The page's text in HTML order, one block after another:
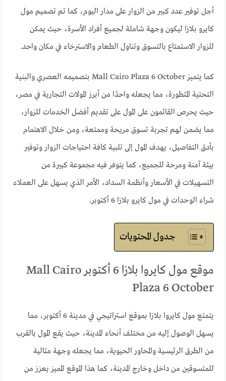
أجل توفير عدد كبير من الزوار على مدار اليوم، كما تم تصميم مول
كايرو بلازا ليكون وجهة شاملة لجميع أفراد الأسرة، حيث يمكن
للزوار الاستمتاع بالتسوق وتناول الطعام والاسترخاء في مكان واحد.
كما يتميز Mall Cairo Plaza 6 October بتصميمه العصري والبنية
التحتية المتطورة، مما يجعله واحدًا من أبرز المولات التجارية في مصر،
حيث يحرص القائمون على المول على تقديم أفضل الخدمات للزوار،
مما يضمن لهم تجربة تسوق مريحة وممتعة، ومن خلال الاهتمام
بأدق التفاصيل، يهدف المول إلى تلبية كافة احتياجات الزوار وتوفير
بيئة آمنة ومرحة للجميع، كما يتوفر فيه مجموعة كبيرة من
التسهيلات في الأسعار وأنظمة السداد، الأمر الذي يسهل على العملاء
شراء الوحدات في مول كايرو بلازا 6 أكتوبر.
جدول المحتويات
موقع مول كايروا بلازا 6 أكتوبر Mall Cairo
Plaza 6 October
يتمتع مول كايروا بلازا بموقع استراتيجي في مدينة 6 أكتوبر، مما
يسهل الوصول إليه من مختلف أنحاء المدينة، حيث يقع المول بالقرب
من الطرق الرئيسية والمحاور الحيوية، مما يجعله وجهة مثالية
للمتسوقين من داخل وخارج المدينة، كما هذا الموقع المميز يعزز من